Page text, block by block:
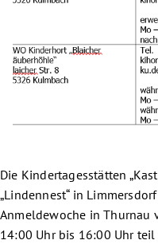
Die Kindertagesstätten
„Lindennest“ in
Anmeldewoche in Thurnau
14:00 Uhr bis 16:00 Uhr